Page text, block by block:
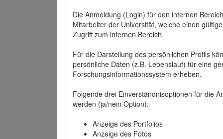
Die Anmeldung (Login) für den internen
Mitarbeiter der Universität, welche einen
Zugriff zum internen Bereich.
Für die Darstellung des persönlichen Profils
persönliche Daten (z.B. Lebenslauf) für eine
Forschungsinformationssystem erheben.
Folgende drei Einverständnisoptionen für die
werden (ja/nein Option):
Anzeige des Portfolios
Anzeige des Fotos